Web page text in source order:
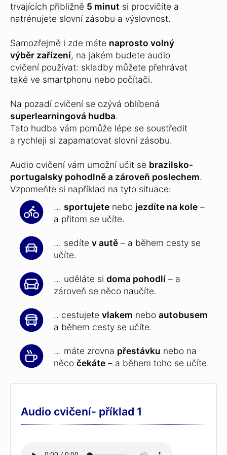
trvajících přibližně 5 minut si procvičíte a
natrénujete slovní zásobu a výslovnost.
Samozřejmě i zde máte naprosto volný
výběr zařízení, na jakém budete audio
cvičení používat: skladby můžete přehrávat
také ve smartphonu nebo počítači.
Na pozadí cvičení se ozývá oblíbená
superlearningová hudba.
Tato hudba vám pomůže lépe se soustředit
a rychleji si zapamatovat slovní zásobu.
Audio cvičení vám umožní učit se brazilsko-
portugalsky pohodlně a zároveň poslechem.
Vzpomeňte si například na tyto situace:
... sportujete nebo jezdíte na kole –
a přitom se učíte.
... sedíte v autě – a během cesty se
učíte.
... uděláte si doma pohodlí – a
zároveň se něco naučíte.
.. cestujete vlakem nebo autobusem
a během cesty se učíte.
... máte zrovna přestávku nebo na
něco čekáte – a během toho se učíte.
Audio cvičení- příklad 1